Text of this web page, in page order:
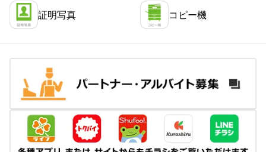
証明写真 コピー機